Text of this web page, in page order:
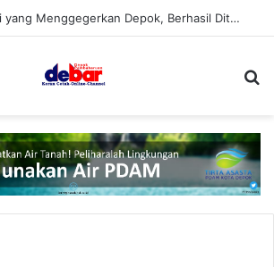
Pelaku Mutilasi yang Menggegerkan Depok, Berhasil Ditangkap